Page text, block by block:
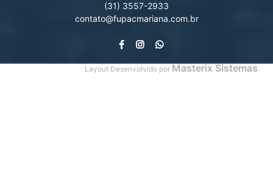
(31) 3557-2933
contato@fupacmariana.com.br
Layout Desenvolvido por Masterix Sistemas